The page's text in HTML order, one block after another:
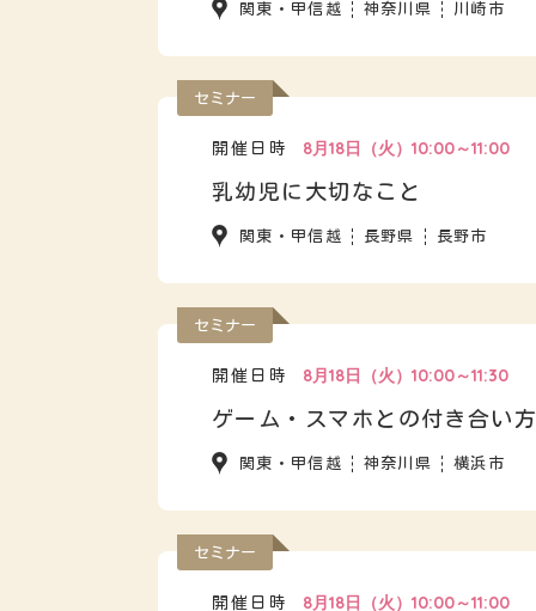
関東・甲信越 神奈川県 川崎市
セミナー
開催日時
8月18日（火）10:00～11:00
乳幼児に大切なこと
関東・甲信越 長野県 長野市
セミナー
開催日時
8月18日（火）10:00～11:30
ゲーム・スマホとの付き合い
関東・甲信越 神奈川県 横浜市
セミナー
開催日時 8月18日（火）10:00～11:00